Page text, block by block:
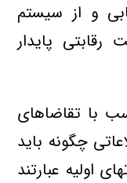
و از سیستم
رقابتی پایدار
با تقاضاهای
چگونه باید
اولیه عبارتند